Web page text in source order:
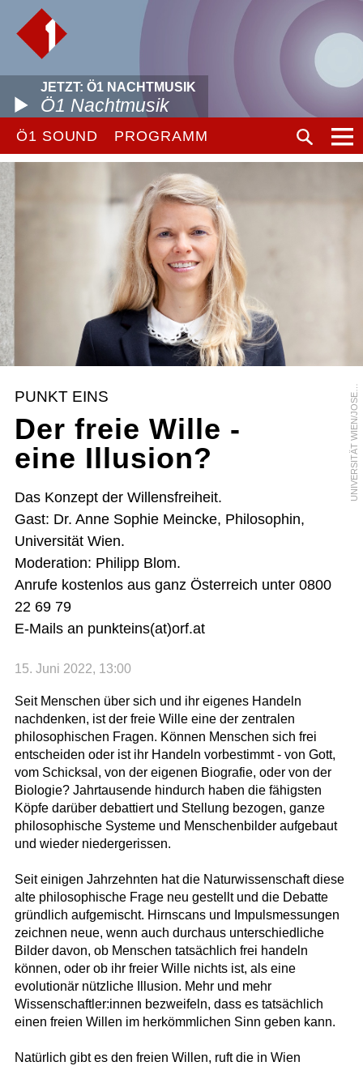
JETZT: Ö1 NACHTMUSIK
Ö1 Nachtmusik
Ö1 SOUND PROGRAMM
U
N
I
V
E
R
S
I
T
Ä
T
W
I
E
N
/
J
O
S
E
P
H
K
R
P
E
L
A
N
PUNKT EINS
Der freie Wille -
eine Illusion?
Das Konzept der Willensfreiheit.
Gast: Dr. Anne Sophie Meincke, Philosophin,
Universität Wien.
Moderation: Philipp Blom.
Anrufe kostenlos aus ganz Österreich unter 0800
22 69 79
E-Mails an punkteins(at)orf.at
15. Juni 2022, 13:00
Seit Menschen über sich und ihr eigenes Handeln
nachdenken, ist der freie Wille eine der zentralen
philosophischen Fragen. Können Menschen sich frei
entscheiden oder ist ihr Handeln vorbestimmt - von Gott,
vom Schicksal, von der eigenen Biografie, oder von der
Biologie? Jahrtausende hindurch haben die fähigsten
Köpfe darüber debattiert und Stellung bezogen, ganze
philosophische Systeme und Menschenbilder aufgebaut
und wieder niedergerissen.
Seit einigen Jahrzehnten hat die Naturwissenschaft diese
alte philosophische Frage neu gestellt und die Debatte
gründlich aufgemischt. Hirnscans und Impulsmessungen
zeichnen neue, wenn auch durchaus unterschiedliche
Bilder davon, ob Menschen tatsächlich frei handeln
können, oder ob ihr freier Wille nichts ist, als eine
evolutionär nützliche Illusion. Mehr und mehr
Wissenschaftler:innen bezweifeln, dass es tatsächlich
einen freien Willen im herkömmlichen Sinn geben kann.
Natürlich gibt es den freien Willen, ruft die in Wien